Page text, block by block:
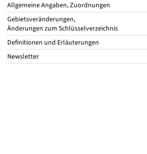
Allgemeine Angaben, Zuordnungen
Gebietsveränderungen,
Änderungen zum Schlüsselverzeichnis
Definitionen und Erläuterungen
Newsletter